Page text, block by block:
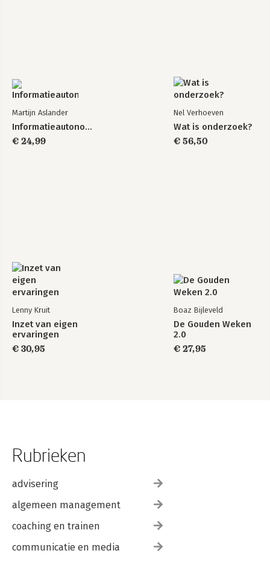
Martijn Aslander
Informatieautonomie
€ 24,99
Nel Verhoeven
Wat is onderzoek?
€ 56,50
Lenny Kruit
Inzet van eigen
ervaringen
€ 30,95
Boaz Bijleveld
De Gouden Weken
2.0
€ 27,95
Rubrieken
advisering
algemeen management
coaching en trainen
communicatie en media